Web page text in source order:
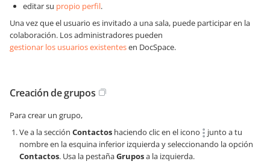
editar su propio perfil.
Una vez que el usuario es invitado a una sala, puede participar en la
colaboración. Los administradores pueden
gestionar los usuarios existentesen DocSpace.
Creación de grupos
Para crear un grupo,
Ve a la sección Contactos haciendo clic en el icono
junto a tu
nombre en la esquina inferior izquierda y seleccionando la opción
Contactos. Usa la pestañaGruposa la izquierda.